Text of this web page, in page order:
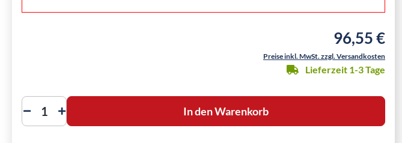
Regulärer Preis:
96,55 €
Preise inkl. MwSt. zzgl. Versandkosten
Lieferzeit 1-3 Tage
In den Warenkorb